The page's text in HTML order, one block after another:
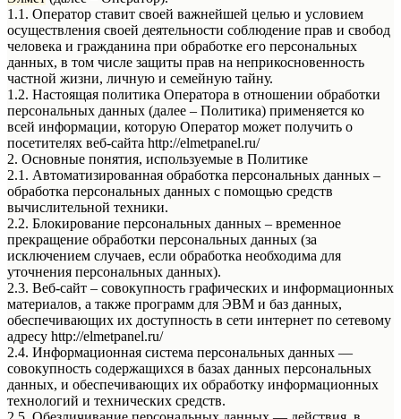
1.1. Оператор ставит своей важнейшей целью и условием
осуществления своей деятельности соблюдение прав и свобод
человека и гражданина при обработке его персональных
данных, в том числе защиты прав на неприкосновенность
частной жизни, личную и семейную тайну.
1.2. Настоящая политика Оператора в отношении обработки
персональных данных (далее – Политика) применяется ко
всей информации, которую Оператор может получить о
посетителях веб-сайта http://elmetpanel.ru/
2. Основные понятия, используемые в Политике
2.1. Автоматизированная обработка персональных данных –
обработка персональных данных с помощью средств
вычислительной техники.
2.2. Блокирование персональных данных – временное
прекращение обработки персональных данных (за
исключением случаев, если обработка необходима для
уточнения персональных данных).
2.3. Веб-сайт – совокупность графических и информационных
материалов, а также программ для ЭВМ и баз данных,
обеспечивающих их доступность в сети интернет по сетевому
адресу http://elmetpanel.ru/
2.4. Информационная система персональных данных —
совокупность содержащихся в базах данных персональных
данных, и обеспечивающих их обработку информационных
технологий и технических средств.